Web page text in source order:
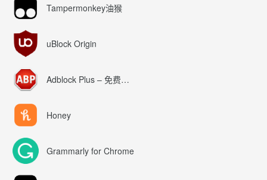
Tampermonkey油猴
uBlock Origin
Adblock Plus – 免费的广告拦截器
Honey
Grammarly for Chrome